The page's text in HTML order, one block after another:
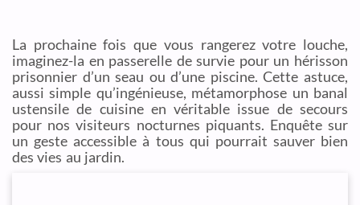
La prochaine fois que vous rangerez votre louche,
imaginez-la en passerelle de survie pour un hérisson
prisonnier d’un seau ou d’une piscine. Cette astuce,
aussi simple qu’ingénieuse, métamorphose un banal
ustensile de cuisine en véritable issue de secours
pour nos visiteurs nocturnes piquants. Enquête sur
un geste accessible à tous qui pourrait sauver bien
des vies au jardin.